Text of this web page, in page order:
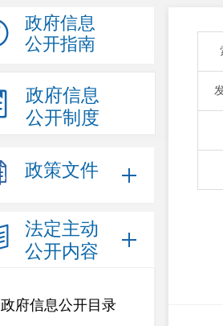
政府信息
公开指南
政府信息
公开制度
政策文件
法定主动
公开内容
政府信息公开目录